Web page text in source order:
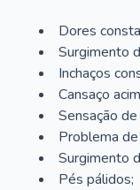
Dores
Surgimento
Inchaços
Cansaço
Sensação
Problema de
Surgimento
Pés pálidos;